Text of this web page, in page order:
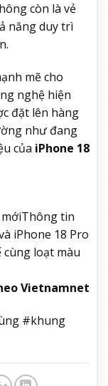
còn là vẻ
năng duy trì
mẽ cho
nghệ hiện
đặt lên hàng
như đang
của iPhone 18
Thông tin
iPhone 18 Pro
loạt màu
Vietnamnet
#khung